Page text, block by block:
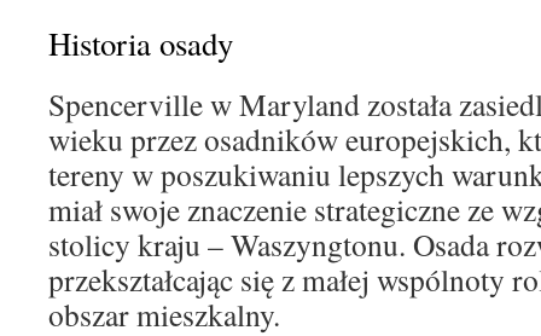
Historia osady
Spencerville w Maryland została
wieku przez osadników europejskich,
tereny w poszukiwaniu lepszych
miał swoje znaczenie strategiczne ze
stolicy kraju – Waszyngtonu. Osada
przekształcając się z małej wspólnoty
obszar mieszkalny.